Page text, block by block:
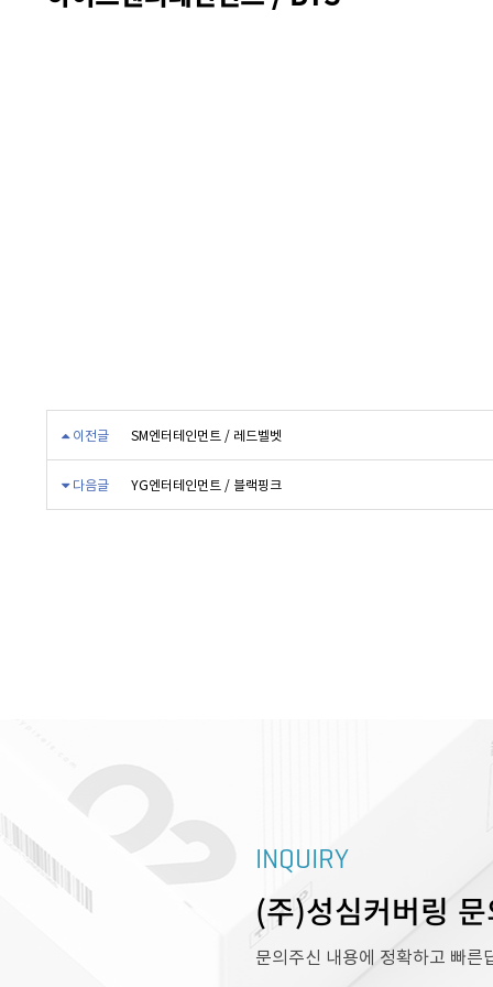
이전글 SM엔터테인먼트 / 레드벨벳
다음글 YG엔터테인먼트 / 블랙핑크
INQUIRY
(주)성심커버링
문의주신 내용에 정확하고 빠른